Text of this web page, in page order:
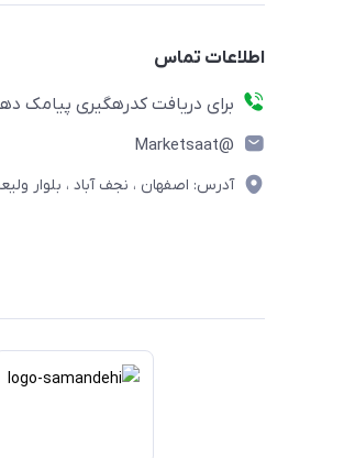
اطلاعات تماس
برای دریافت کدرهگیری پیامک دهید
@Marketsaat
آدرس: اصفهان ، نجف آباد ، بلوار